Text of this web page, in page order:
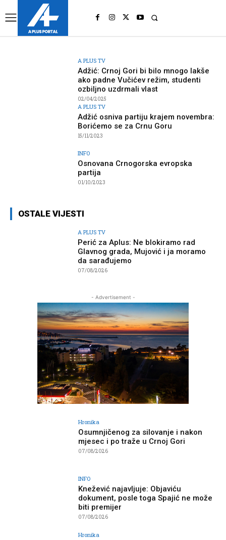
A PLUS TV
Adžić: Crnoj Gori bi bilo mnogo lakše
ako padne Vučićev režim, studenti
ozbiljno uzdrmali vlast
02/04/2025
A PLUS TV
Adžić osniva partiju krajem novembra:
Borićemo se za Crnu Goru
15/11/2023
INFO
Osnovana Crnogorska evropska
partija
01/10/2023
OSTALE VIJESTI
A PLUS TV
Perić za Aplus: Ne blokiramo rad
Glavnog grada, Mujović i ja moramo
da sarađujemo
07/08/2026
- Advertisement -
Hronika
Osumnjičenog za silovanje i nakon
mjesec i po traže u Crnoj Gori
07/08/2026
INFO
Knežević najavljuje: Objaviću
dokument, posle toga Spajić ne može
biti premijer
07/08/2026
Hronika